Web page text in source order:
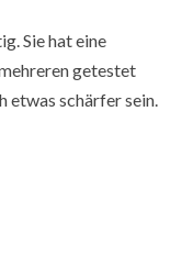
Sie hat eine
getestet
etwas schärfer sein.